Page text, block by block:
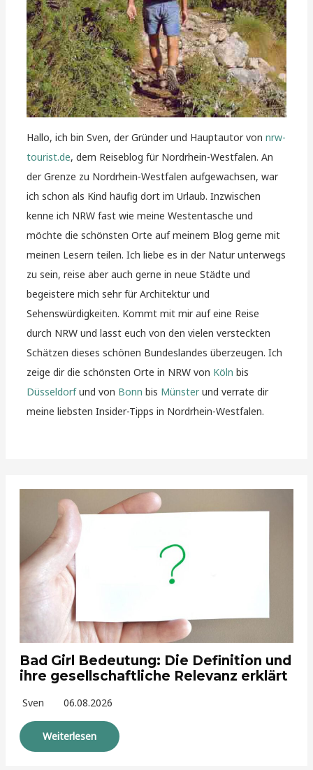
Hallo, ich bin Sven, der Gründer und Hauptautor vonnrw-
tourist.de, dem Reiseblog für Nordrhein-Westfalen. An
der Grenze zu Nordrhein-Westfalen aufgewachsen, war
ich schon als Kind häufig dort im Urlaub. Inzwischen
kenne ich NRW fast wie meine Westentasche und
möchte die schönsten Orte auf meinem Blog gerne mit
meinen Lesern teilen. Ich liebe es in der Natur unterwegs
zu sein, reise aber auch gerne in neue Städte und
begeistere mich sehr für Architektur und
Sehenswürdigkeiten. Kommt mit mir auf eine Reise
durch NRW und lasst euch von den vielen versteckten
Schätzen dieses schönen Bundeslandes überzeugen. Ich
zeige dir die schönsten Orte in NRW von Köln bis
Düsseldorfund von Bonn bis Münsterund verrate dir
meine liebsten Insider-Tipps in Nordrhein-Westfalen.
Bad Girl Bedeutung: Die Definition und
ihre gesellschaftliche Relevanz erklärt
Sven 06.08.2026
Weiterlesen